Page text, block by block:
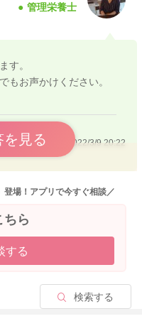
管理栄養士
す。
もお声かけください。
を見る 2022/3/9 20:22
場！アプリで今すぐ相談／
ちら
する
検索する